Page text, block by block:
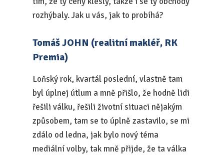
rozhýbaly. Jak u vás, jak to probíhá?
Tomáš JOHN (realitní makléř, RK
Premia)
Loňský rok, kvartál poslední, vlastně tam
byl úplnej útlum a mně přišlo, že hodně lidi
řešili válku, řešili životní situaci nějakým
způsobem, tam se to úplně zastavilo, se mi
zdálo od ledna, jak bylo nový téma
mediální volby, tak mně přijde, že ta válka